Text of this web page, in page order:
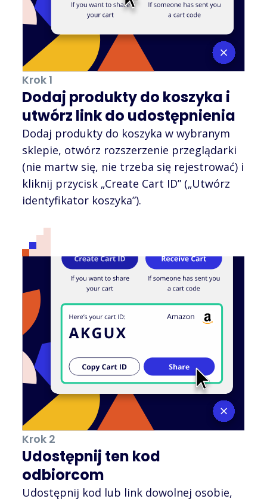
Krok 1
Dodaj produkty do koszyka i
utwórz link do udostępnienia
Dodaj produkty do koszyka w wybranym
sklepie, otwórz rozszerzenie przeglądarki
(nie martw się, nie trzeba się rejestrować) i
kliknij przycisk „Create Cart ID” („Utwórz
identyfikator koszyka”).
Krok 2
Udostępnij ten kod
odbiorcom
Udostępnij kod lub link dowolnej osobie,